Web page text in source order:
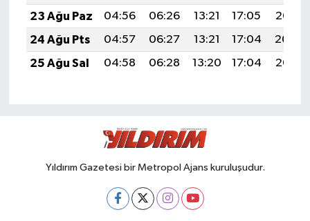
23 Ağu Paz
04:56 06:26 13:21 17:05
20:06
24 Ağu Pts
04:57 06:27 13:21 17:04
20:04
25 Ağu Sal
04:58 06:28 13:20 17:04 20:03
Yıldırım Gazetesi bir Metropol Ajans kuruluşudur.